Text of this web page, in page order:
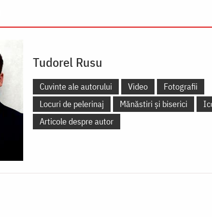
Tudorel Rusu
Cuvinte ale autorului Video
Fotografii
Locuri de pelerinaj
Mănăstiri și biserici
Articole despre autor